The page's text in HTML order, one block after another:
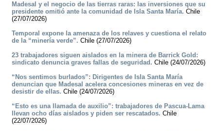
Madesal y el negocio de las tierras raras: las inversiones que su
presidente omitió ante la comunidad de Isla Santa María. Chile
(27/07/2026)
Temporal expone la amenaza de los relaves y cuestiona el relato
de la “minería verde”. Chile (27/07/2026)
23 trabajadores siguen aislados en la minera de Barrick Gold:
sindicato denuncia graves fallas de seguridad. Chile (24/07/2026)
“Nos sentimos burlados”: Dirigentes de Isla Santa María
denuncian que Madesal acelera concesiones mineras en vez de
desistir de ellas. Chile (24/07/2026)
“Esto es una llamada de auxilio”: trabajadores de Pascua-Lama
llevan ocho días aislados y piden ser rescatados. Chile
(22/07/2026)